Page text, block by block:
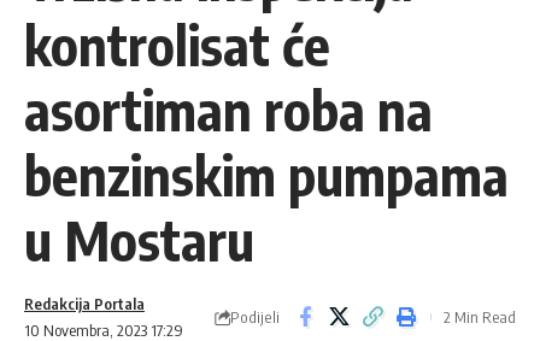
kontrolisat će
asortiman roba na
benzinskim pumpama
u Mostaru
10 Novembra, 2023 17:29
Redakcija Portala
Podijeli 2 Min Read